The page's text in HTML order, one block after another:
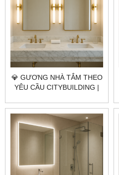
💎 GƯƠNG NHÀ TẮM THEO
YÊU CẦU CITYBUILDING |
GIÁ GƯƠNG NHÀ TẮM
QUẬN 1 TP.HCM